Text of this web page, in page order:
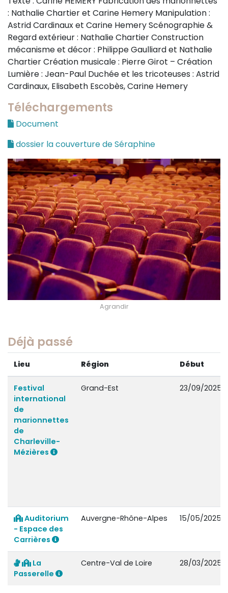
: Nathalie Chartier et Carine Hemery Manipulation :
Astrid Cardinaux et Carine Hemery Scénographie &
Regard extérieur : Nathalie Chartier Construction
mécanisme et décor : Philippe Gaulliard et Nathalie
Chartier Création musicale : Pierre Girot – Création
Lumière : Jean-Paul Duchée et les tricoteuses : Astrid
Cardinaux, Elisabeth Escobès, Carine Hemery
Téléchargements
Document
dossier la couverture de Séraphine
Agrandir
Déjà passé
Lieu Région Début
Festival
international
de
marionnettes
de
Charleville-
Mézières
Grand-Est 23/09/2025
Auditorium
- Espace des
Carrières
Auvergne-Rhône-Alpes 15/05/2025
La
Passerelle
Centre-Val de Loire 28/03/2025